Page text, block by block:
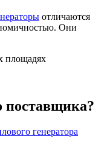
отличаются
Они
площадях
поставщика?
генератора